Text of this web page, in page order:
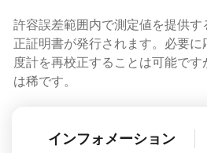
許容誤差範囲内で測定値を提供
正証明書が発行されます。必要
度計を再校正することは可能で
は稀です。
インフォメーション